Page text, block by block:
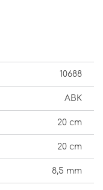
10688
ABK
20 cm
20 cm
8,5 mm